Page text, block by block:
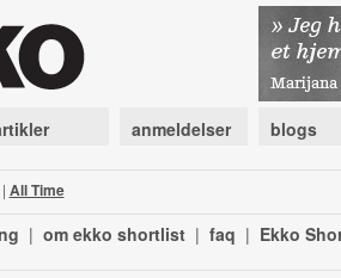
anmeldelser blogs
All Time
| om ekko shortlist | faq | Ekko